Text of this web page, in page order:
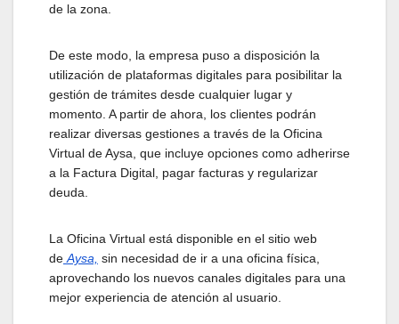
de la zona.
De este modo, la empresa puso a disposición la
utilización de plataformas digitales para posibilitar la
gestión de trámites desde cualquier lugar y
momento. A partir de ahora, los clientes podrán
realizar diversas gestiones a través de la Oficina
Virtual de Aysa, que incluye opciones como adherirse
a la Factura Digital, pagar facturas y regularizar
deuda.
La Oficina Virtual está disponible en el sitio web
de Aysa, sin necesidad de ir a una oficina física,
aprovechando los nuevos canales digitales para una
mejor experiencia de atención al usuario.